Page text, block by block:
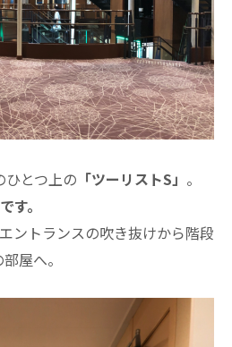
とつ上の 「ツーリストS」 。
す。
ントランスの吹き抜けから階段
屋へ。